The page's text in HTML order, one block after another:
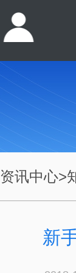
资讯中心>
新